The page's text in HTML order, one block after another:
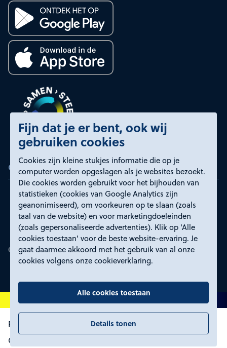
Fijn dat je er bent, ook wij
gebruiken cookies
Cookies zijn kleine stukjes informatie die op je
computer worden opgeslagen als je websites bezoekt.
Die cookies worden gebruikt voor het bijhouden van
statistieken (cookies van Google Analytics zijn
geanonimiseerd), om voorkeuren op te slaan (zoals
taal van de website) en voor marketingdoeleinden
(zoals gepersonaliseerde advertenties). Klik op 'Alle
cookies toestaan' voor de beste website-ervaring. Je
gaat daarmee akkoord met het gebruik van al onze
cookies volgens onze cookieverklaring.
Alle cookies toestaan
Details tonen
Certificeringen
Proclaimer en toegankelijkheid
Privacyverklaring
Certificeringen